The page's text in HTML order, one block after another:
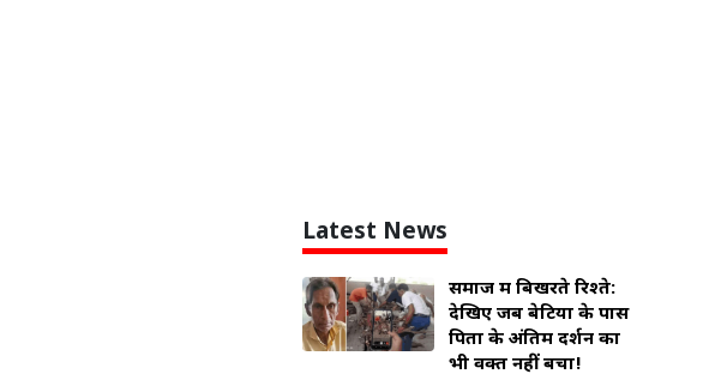
Latest News
समाज में बिखरते रिश्ते:
देखिए जब बेटियों के पास
पिता के अंतिम दर्शन का
भी वक्त नहीं बचा!